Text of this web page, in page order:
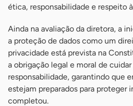
ética, responsabilidade e respeito
Ainda na avaliação da diretora, a
a proteção de dados como um
privacidade está prevista na
a obrigação legal e moral de
responsabilidade, garantindo que
estejam preparados para proteger
completou.